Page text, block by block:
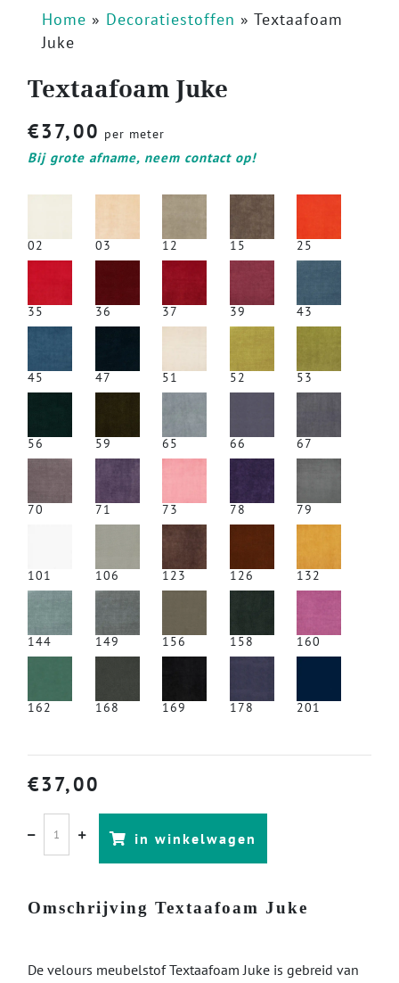
Home » Decoratiestoffen » Textaafoam
Juke
Textaafoam Juke
€37,00 per meter
Bij grote afname, neem contact op!
02 03 12 15 25
35 36 37 39 43
45 47 51 52 53
56 59 65 66 67
70 71 73 78 79
101 106 123 126 132
144 149 156 158 160
162 168 169 178 201
€37,00
in winkelwagen
Omschrijving Textaafoam Juke
De velours meubelstof Textaafoam Juke is gebreid van